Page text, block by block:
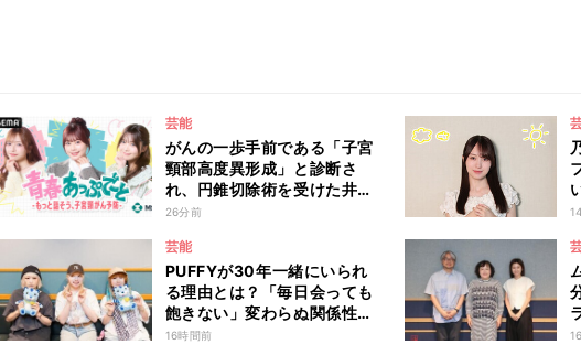
芸能
がんの一歩手前である「子宮
頸部高度異形成」と診断さ
れ、円錐切除術を受けた井口
綾子が病気発覚時のリアルな
トーク番組『青春あっぷで～
と -もっと話そう、子宮頸が
ん予防-』
26分前
芸能
PUFFYが30年一緒にいられ
る理由とは？「毎日会っても
飽きない」変わらぬ関係性を
語る
16時間前